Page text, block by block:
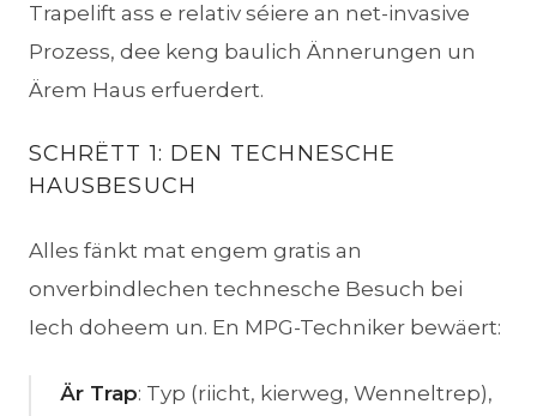
Trapelift ass e relativ séiere an net-invasive
Prozess, dee keng baulich Ännerungen un
Ärem Haus erfuerdert.
SCHRËTT 1: DEN TECHNESCHE
HAUSBESUCH
Alles fänkt mat engem gratis an
onverbindlechen technesche Besuch bei
Iech doheem un. En MPG-Techniker bewäert:
Är Trap: Typ (riicht, kierweg, Wenneltrep),